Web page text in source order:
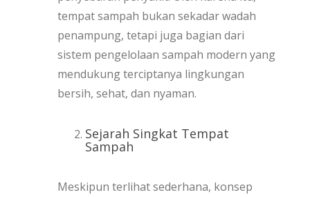
tempat sampah bukan sekadar wadah
penampung, tetapi juga bagian dari
sistem pengelolaan sampah modern yang
mendukung terciptanya lingkungan
bersih, sehat, dan nyaman.
Sejarah Singkat Tempat
Sampah
Meskipun terlihat sederhana, konsep